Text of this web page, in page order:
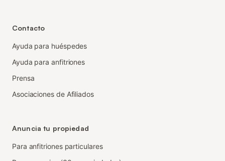
Contacto
Ayuda para huéspedes
Ayuda para anfitriones
Prensa
Asociaciones de Afiliados
Anuncia tu propiedad
Para anfitriones particulares